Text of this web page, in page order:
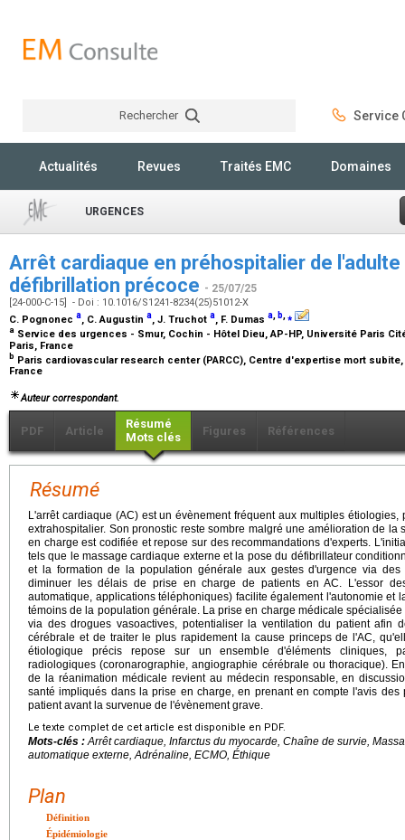
Rechercher Service
Actualités Revues Traités EMC Domaines
URGENCES
Arrêt cardiaque en préhospitalier de
défibrillation précoce - 25/07/25
[24-000-C-15] - Doi : 10.1016/S1241-8234(25)51012-X
C. Pognonec a, C. Augustin a, J. Truchot a, F. Dumas a, b,⁎
a Service des urgences - Smur, Cochin - Hôtel Dieu, AP-HP, Université Paris
Paris, France
b Paris cardiovascular research center (PARCC), Centre d'expertise mort subite,
France
Auteur correspondant.
PDF Article
Résumé
Mots clés
Figures Références
Résumé
L'arrêt cardiaque (AC) est un évènement fréquent aux multiples
extrahospitalier. Son pronostic reste sombre malgré une amélioration de la
en charge est codifiée et repose sur des recommandations d'experts.
tels que le massage cardiaque externe et la pose du défibrillateur
et la formation de la population générale aux gestes d'urgence via des
diminuer les délais de prise en charge de patients en AC. L'essor
automatique, applications téléphoniques) facilite également l'autonomie et
témoins de la population générale. La prise en charge médicale
via des drogues vasoactives, potentialiser la ventilation du patient afin
cérébrale et de traiter le plus rapidement la cause princeps de l'AC,
étiologique précis repose sur un ensemble d'éléments cliniques,
radiologiques (coronarographie, angiographie cérébrale ou thoracique).
de la réanimation médicale revient au médecin responsable, en
santé impliqués dans la prise en charge, en prenant en compte l'avis
patient avant la survenue de l'évènement grave.
Le texte complet de cet article est disponible en PDF.
Mots-clés :Arrêt cardiaque, Infarctus du myocarde, Chaîne de survie,
automatique externe, Adrénaline, ECMO, Éthique
Plan
Définition
Épidémiologie